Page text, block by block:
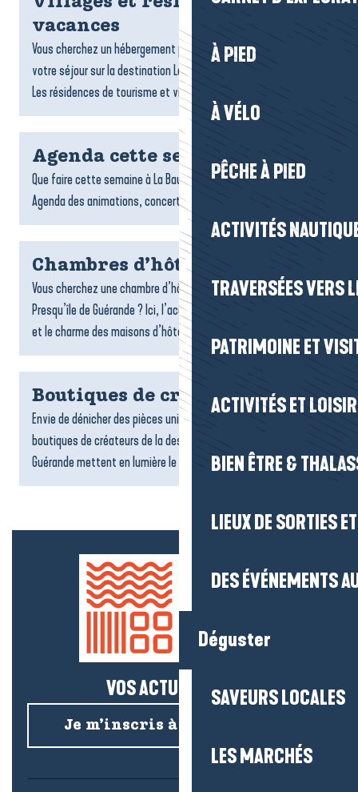
À PIED
À VÉLO
PÊCHE À PIED
ACTIVITÉS
TRAVERSÉES VERS
PATRIMOINE ET
ACTIVITÉS ET
BIEN ÊTRE &
LIEUX DE SORTIES
DES ÉVÉNEMENTS
Déguster
SAVEURS LOCALES
LES MARCHÉS
vacances
Vous cherchez un hébergement pratique et confortable pour
votre séjour sur la destination La Baule-Presqu’île de Guérande ?
Les résidences de tourisme et villages vacances sont...
Agenda cette semaine
Que faire cette semaine à La Baule-Presqu’île de Guérande ?
Agenda des animations, concerts, expo et sorties.
Chambres d’hôtes
Vous cherchez une chambre d’hôtes sur la destination La Baule-
Presqu’île de Guérande ? Ici, l’accueil chaleureux, la convivialité
et le charme des maisons d’hôtes font toute la...
Boutiques de créateurs
Envie de dénicher des pièces uniques et originales ? Les
boutiques de créateurs de la destination La Baule-Presqu’île de
Guérande mettent en lumière le talent et l’originalité...
VOS ACTUS SALÉES !
Je m’inscris à la newsletter